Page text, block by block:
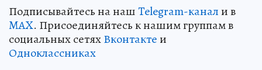
Подписывайтесь на нашTelegram-канали в
MAX. Присоединяйтесь к нашим группам в
социальных сетяхВконтактеи
Одноклассниках